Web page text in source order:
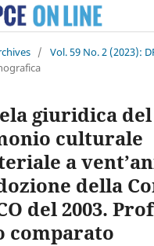
/ Vol. 59 No. 2 (2023):
giuridica del
culturale
a
della
del 2003.